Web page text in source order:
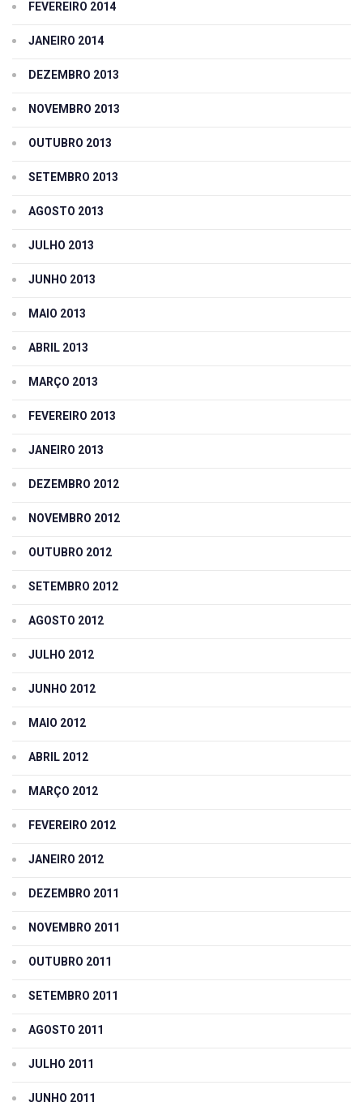
FEVEREIRO 2014
JANEIRO 2014
DEZEMBRO 2013
NOVEMBRO 2013
OUTUBRO 2013
SETEMBRO 2013
AGOSTO 2013
JULHO 2013
JUNHO 2013
MAIO 2013
ABRIL 2013
MARÇO 2013
FEVEREIRO 2013
JANEIRO 2013
DEZEMBRO 2012
NOVEMBRO 2012
OUTUBRO 2012
SETEMBRO 2012
AGOSTO 2012
JULHO 2012
JUNHO 2012
MAIO 2012
ABRIL 2012
MARÇO 2012
FEVEREIRO 2012
JANEIRO 2012
DEZEMBRO 2011
NOVEMBRO 2011
OUTUBRO 2011
SETEMBRO 2011
AGOSTO 2011
JULHO 2011
JUNHO 2011